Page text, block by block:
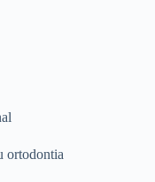
ortodontia